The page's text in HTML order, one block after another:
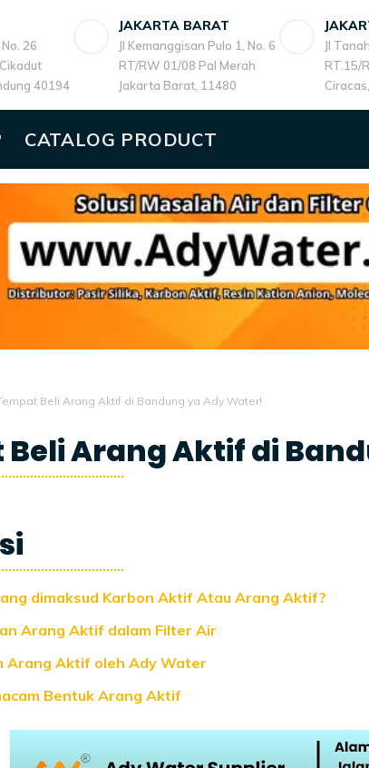
26
40194
JAKARTA BARAT
Jl Kemanggisan Pulo 1, No. 6
RT/RW 01/08 Pal Merah
Jakarta Barat, 11480
Jl
RT.15/
CATALOG PRODUCT
Beli Arang Aktif di Bandung ya Ady Water!
Beli Arang Aktif di
dimaksud Karbon Aktif Atau Arang Aktif?
Arang Aktif dalam Filter Air
Arang Aktif oleh Ady Water
Bentuk Arang Aktif